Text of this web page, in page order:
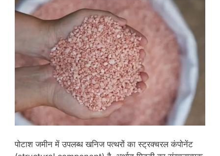
पोटाश जमीन में उपलब्ध खनिज पत्थरों का स्ट्रक्चरल कंपोनेंट